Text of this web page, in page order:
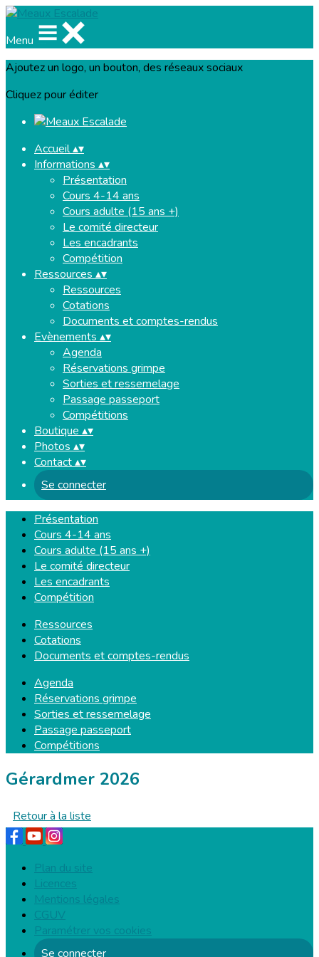
Menu
Ajoutez un logo, un bouton, des réseaux sociaux
Cliquez pour éditer
Accueil▴▾
Informations ▴▾
Présentation
Cours 4-14 ans
Cours adulte (15 ans +)
Le comité directeur
Les encadrants
Compétition
Ressources ▴▾
Ressources
Cotations
Documents et comptes-rendus
Evènements ▴▾
Agenda
Réservations grimpe
Sorties et ressemelage
Passage passeport
Compétitions
Boutique ▴▾
Photos ▴▾
Contact▴▾
Se connecter
Présentation
Cours 4-14 ans
Cours adulte (15 ans +)
Le comité directeur
Les encadrants
Compétition
Ressources
Cotations
Documents et comptes-rendus
Agenda
Réservations grimpe
Sorties et ressemelage
Passage passeport
Compétitions
Gérardmer 2026
Retour à la liste
Plan du site
Licences
Mentions légales
CGUV
Paramétrer vos cookies
Se connecter